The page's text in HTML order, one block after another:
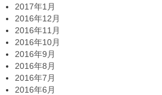
2017年1月
2016年12月
2016年11月
2016年10月
2016年9月
2016年8月
2016年7月
2016年6月